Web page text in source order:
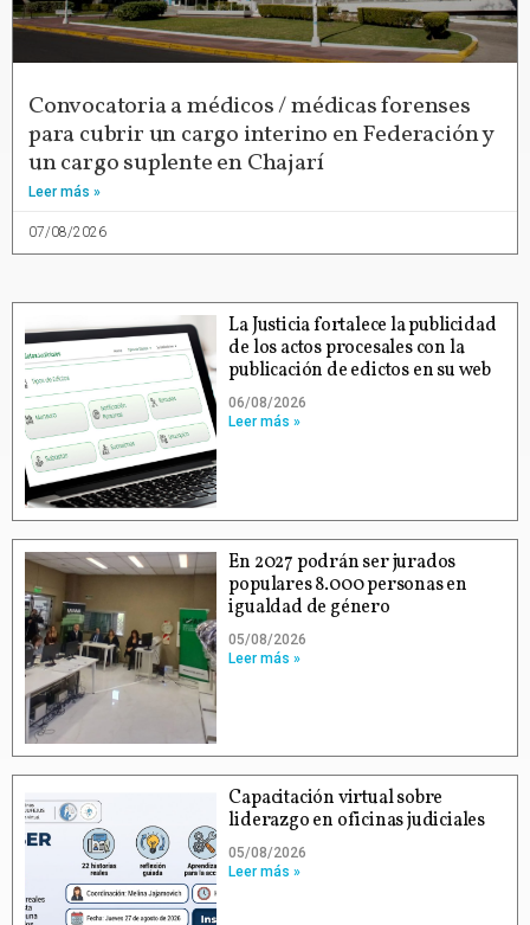
Convocatoria a médicos / médicas forenses
para cubrir un cargo interino en Federación y
un cargo suplente en Chajarí
Leer más »
07/08/2026
La Justicia fortalece la publicidad
de los actos procesales con la
publicación de edictos en su web
06/08/2026
Leer más »
En 2027 podrán ser jurados
populares 8.000 personas en
igualdad de género
05/08/2026
Leer más »
Capacitación virtual sobre
liderazgo en oficinas judiciales
05/08/2026
Leer más »